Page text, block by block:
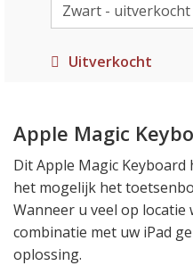
Uitverkocht
Apple Magic
Dit Apple Magic
het mogelijk het
Wanneer u veel op
combinatie met uw iPad
oplossing.